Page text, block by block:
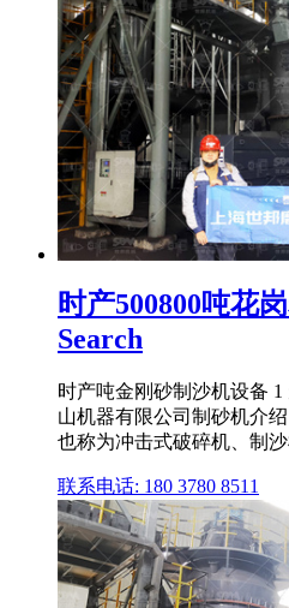
时产500800吨花
Search
时产吨金刚砂制沙机设备
山机器有限公司制砂机介
也称为冲击式破碎机、制
联系电话: 180 3780 8511